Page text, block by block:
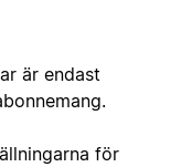
är endast
för